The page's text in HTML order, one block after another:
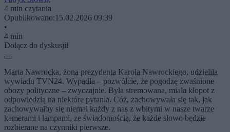
4 min czytania
Opublikowano:15.02.2026 09:39
•
4 min
Dołącz do dyskusji!
Marta Nawrocka, żona prezydenta Karola Nawrockiego, udzieliła
wywiadu TVN24. Wypadła – pozwólcie, że pogodzę zwaśnione
obozy polityczne – zwyczajnie. Była stremowana, miała kłopot z
odpowiedzią na niektóre pytania. Cóż, zachowywała się tak, jak
zachowywałby się niemal każdy z nas z wbitymi w nasze twarze
kamerami i lampami, ze świadomością, że każde słowo będzie
rozbierane na czynniki pierwsze.